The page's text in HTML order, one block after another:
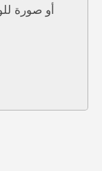
أو صورة